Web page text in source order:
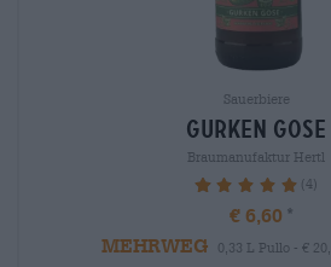
Sauerbiere
gurken gose
Braumanufaktur Hertl
100% (4)
€ 6,60
MEHRWEG
0,33 L Pullo - €